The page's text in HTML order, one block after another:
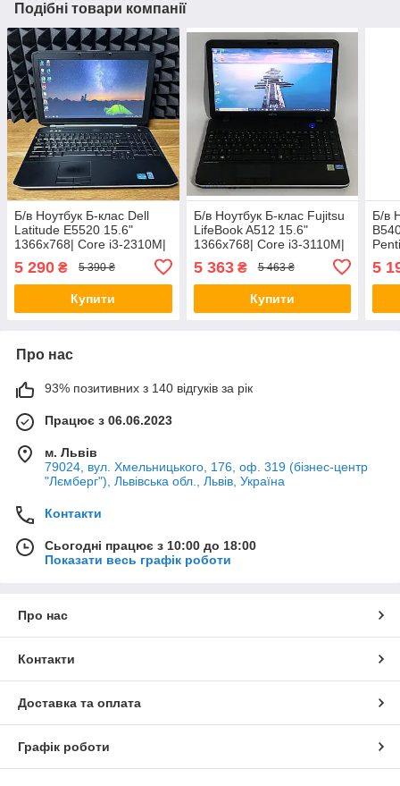
Подібні товари компанії
Б/в Ноутбук Б-клас Dell
Latitude E5520 15.6"
1366x768| Core i3-2310M|
8 GB RAM| 128 GB SSD|
HD 3000
5 290 ₴ 5 390 ₴
Купити
Б/в Ноутбук Б-клас Fujitsu
LifeBook A512 15.6"
1366x768| Core i3-3110M|
8 GB RAM| 320 GB HDD|
HD 4000
5 363₴ 5 463 ₴
Купити
Б/в
5
Про нас
93% позитивних з 140 відгуків за рік
Працює з 06.06.2023
м. Львів
79024, вул. Хмельницького, 176, оф. 319 (бізнес-центр
"Лємберг"), Львівська обл., Львів, Україна
Контакти
Сьогодні працює з 10:00 до 18:00
Показати весь графік роботи
Про нас
Контакти
Доставка та оплата
Графік роботи